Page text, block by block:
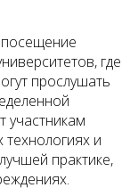
где
прослушать
участникам
и
практике,